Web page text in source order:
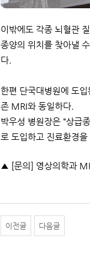
이밖에도 각종 뇌혈관
종양의 위치를 찾아낼
다.
한편 단국대병원에 도
존 MRI와 동일하다.
박우성 병원장은 “상급
로 도입하고 진료환경
▲ [문의] 영상의학과
이전글 다음글